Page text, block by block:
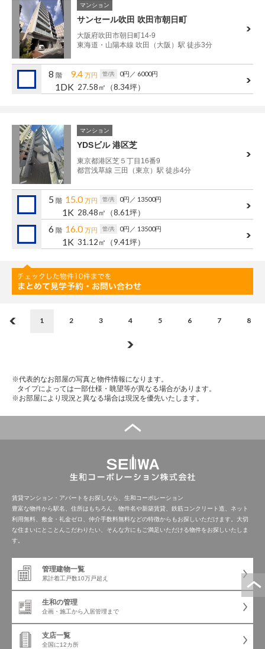
マンション
サンセール吹田 吹田市朝日町
大阪府吹田市朝日町14-9
東海道・山陽本線 吹田（大阪）駅 徒歩3分
8 階 9.4 万円 管/共 0円 ／ 6000円
1DK 27.58㎡ （8.34坪）
マンション
YDSビル 港区芝
東京都港区芝５丁目16番9
都営浅草線 三田（東京）駅 徒歩4分
5 階 15.0万円 管/共 0円 ／ 13500円
1K 28.48㎡ （8.61坪）
6 階 16.0万円 管/共 0円 ／ 13500円
1K 31.12㎡ （9.41坪）
1 2 3 4 5 6 7 8
※代表的なお部屋の写真と物件情報になります。
タイプによっては一部仕様・眺望等が異なる場合があります。
※お部屋により現況と異なる場合は現況を優先いたします。
賃貸マンション・アパートをお探しなら、生和コーポレーション
豊富な物件から駅名、住所はもちろん、物件名や新築賃貸、鉄筋コンクリート造、ネット
利用無料、敷金・礼金ゼロ、仲介手数料無料などの特徴からもお探しいただけます。大切
な住まいにとことんこだわりたい、そんな方にもご満足いただける物件をお探しいたしま
す。
管理建物一覧
累計着工戸数10万戸超え
生和の管理
企画・施工から 入居管理まで
支店一覧
全国に12カ所